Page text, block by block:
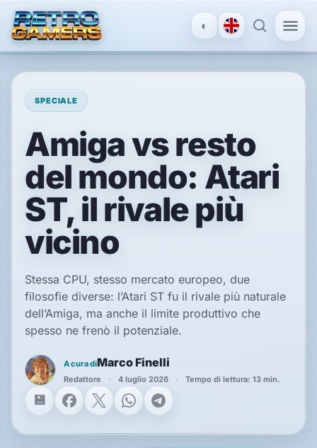
◐
MENU
×
ACCOUNT
Accedi
/
Registrati
SCOPRI
News
Speciali
Guide
SPECIALE
Amiga vs resto
del mondo: Atari
ST, il rivale più
vicino
Stessa CPU, stesso mercato europeo, due
filosofie diverse: l’Atari ST fu il rivale più naturale
dell’Amiga, ma anche il limite produttivo che
spesso ne frenò il potenziale.
A cura diMarco Finelli
Redattore 4 luglio 2026 Tempo di lettura: 13 min.
Facebook
X WhatsApp
Telegram